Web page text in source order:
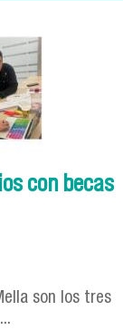
con becas
son los tres